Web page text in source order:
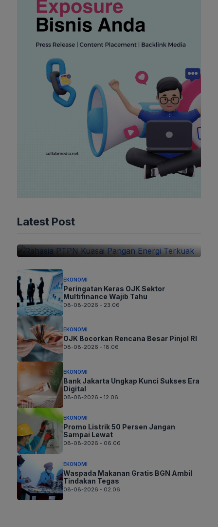
Latest Post
Energi Terkuak
EKONOMI
Peringatan Keras OJK Sektor
Multifinance Wajib Tahu
08-08-2026 - 23.06
EKONOMI
OJK Bocorkan Rencana Besar Pinjol RI
08-08-2026 - 18.06
EKONOMI
Bank Jakarta Ungkap Kunci Sukses Era
Digital
08-08-2026 - 12.06
EKONOMI
Promo Listrik 50 Persen Jangan
Sampai Lewat
08-08-2026 - 06.06
EKONOMI
Waspada Makanan Gratis BGN Ambil
Tindakan Tegas
08-08-2026 - 02.06